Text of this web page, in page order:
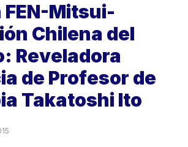
Mitsui-
Chilena del
Reveladora
de Profesor de
Takatoshi Ito